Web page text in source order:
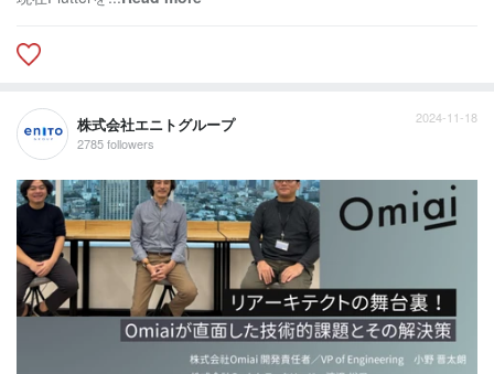
株式会社エニトグループ
2785 followers
2024-11-18